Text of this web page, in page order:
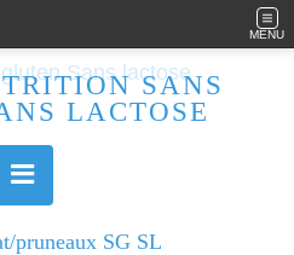
MENU
SANS
LACTOSE
pruneaux SG SL